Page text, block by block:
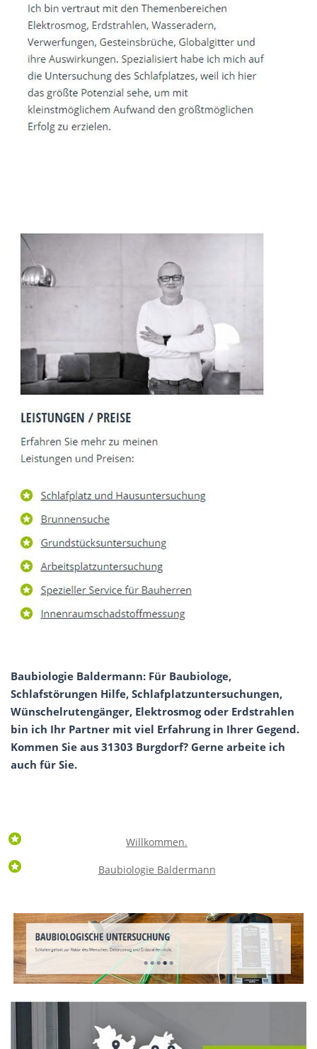
Baubiologie Baldermann: Für Baubiologe,
Schlafstörungen Hilfe, Schlafplatzuntersuchungen,
Wünschelrutengänger, Elektrosmog oder Erdstrahlen
bin ich Ihr Partner mit viel Erfahrung in Ihrer Gegend.
Kommen Sie aus 31303 Burgdorf? Gerne arbeite ich
auch für Sie.
Willkommen.
Baubiologie Baldermann